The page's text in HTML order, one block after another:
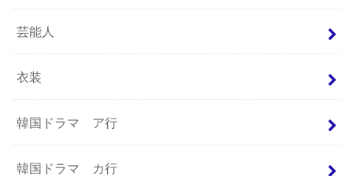
芸能人
衣装
韓国ドラマ ア行
韓国ドラマ カ行